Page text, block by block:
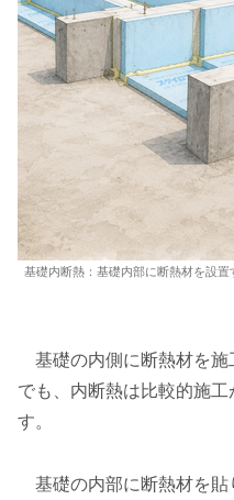
基礎内断熱：基礎内部に断熱材を設置
基礎の内側に断熱材を施
でも、内断熱は比較的施
す。
基礎の内部に断熱材を貼